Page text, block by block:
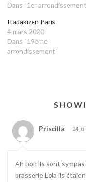
Dans "1er
Itadakizen Paris
4 mars 2020
Dans "19ème
arrondissement"
Priscilla 24
Ah bon ils sont
brasserie Lola ils